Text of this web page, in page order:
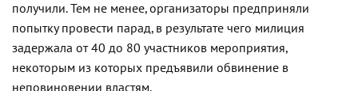
получили. Тем не менее, организаторы предприняли
попытку провести парад, в результате чего милиция
задержала от 40 до 80 участников мероприятия,
некоторым из которых предъявили обвинение в
неповиновении властям.